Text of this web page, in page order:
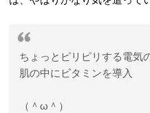
ちょっとピリピリする電気
肌の中にビタミンを導入
（＾ω＾）